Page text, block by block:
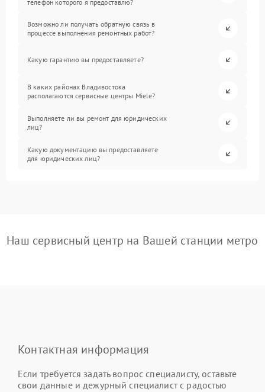
телефон которого я предоставлю?
Возможно ли получать обратную связь в
процессе выполнения ремонтных работ?
Какую гарантию вы предоставляете?
В каких районах Владивостока
располагаются сервисные центры Miele?
Выполняете ли вы ремонт для юридических
лиц?
Какую документацию вы предоставляете
для юридических лиц?
Наш сервисный центр на Вашей станции метро
Контактная информация
Если требуется задать вопрос специалисту, оставьте
свои данные и дежурный специалист с радостью